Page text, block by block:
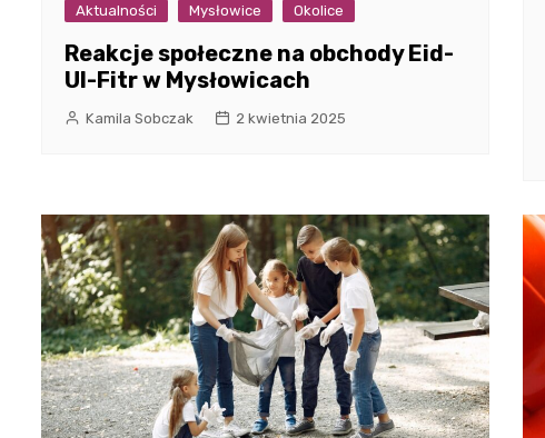
Aktualności Mysłowice Okolice
Reakcje społeczne na obchody Eid-
Ul-Fitr w Mysłowicach
Kamila Sobczak 2 kwietnia 2025